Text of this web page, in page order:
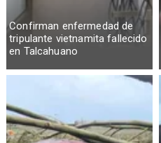
Confirman enfermedad de
tripulante vietnamita fallecido
en Talcahuano